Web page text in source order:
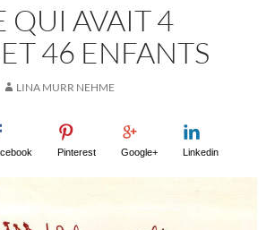
QUI AVAIT 4
46 ENFANTS
LINA MURR NEHME
Pinterest Google+ Linkedin